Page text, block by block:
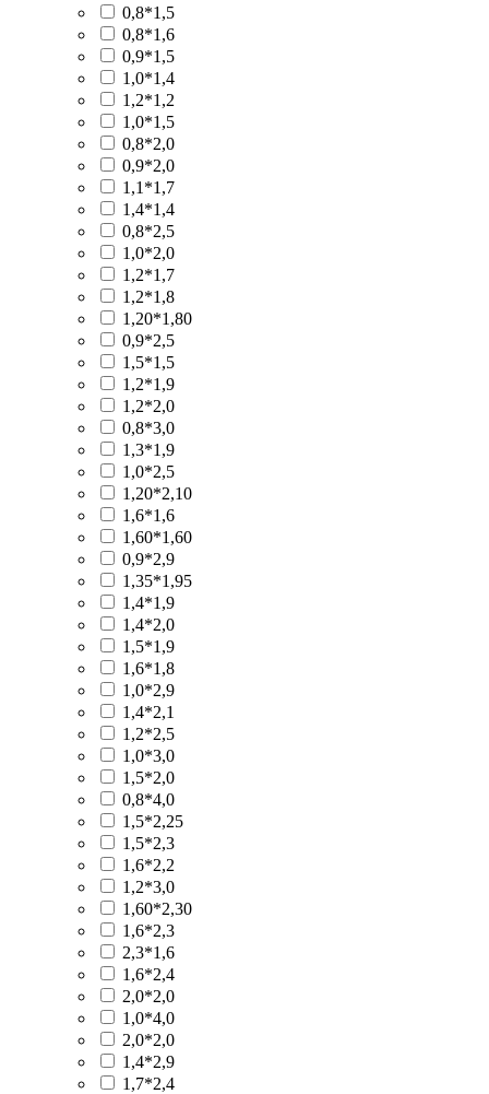
0,8*1,5
0,8*1,6
0,9*1,5
1,0*1,4
1,2*1,2
1,0*1,5
0,8*2,0
0,9*2,0
1,1*1,7
1,4*1,4
0,8*2,5
1,0*2,0
1,2*1,7
1,2*1,8
1,20*1,80
0,9*2,5
1,5*1,5
1,2*1,9
1,2*2,0
0,8*3,0
1,3*1,9
1,0*2,5
1,20*2,10
1,6*1,6
1,60*1,60
0,9*2,9
1,35*1,95
1,4*1,9
1,4*2,0
1,5*1,9
1,6*1,8
1,0*2,9
1,4*2,1
1,2*2,5
1,0*3,0
1,5*2,0
0,8*4,0
1,5*2,25
1,5*2,3
1,6*2,2
1,2*3,0
1,60*2,30
1,6*2,3
2,3*1,6
1,6*2,4
2,0*2,0
1,0*4,0
2,0*2,0
1,4*2,9
1,7*2,4